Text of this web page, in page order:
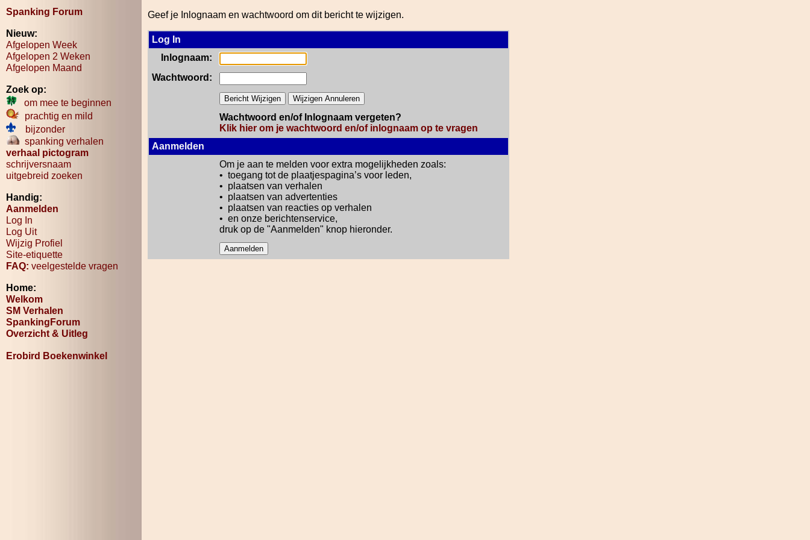
Spanking Forum
Nieuw:
Afgelopen Week
Afgelopen 2 Weken
Afgelopen Maand
Zoek op:
om mee te beginnen
prachtig en mild
bijzonder
spanking verhalen
verhaal pictogram
schrijversnaam
uitgebreid zoeken
Handig:
Aanmelden
Log In
Log Uit
Wijzig Profiel
Site-etiquette
FAQ: veelgestelde vragen
Home:
Welkom
SM Verhalen
SpankingForum
Overzicht & Uitleg
Erobird Boekenwinkel
Geef je Inlognaam en wachtwoord om dit bericht te wijzigen.
Log In
Inlognaam:
Wachtwoord:
Wachtwoord en/of Inlognaam vergeten?
Klik hier om je wachtwoord en/of inlognaam op te vragen
Aanmelden
Om je aan te melden voor extra mogelijkheden zoals:
• toegang tot de plaatjespagina’s voor leden,
• plaatsen van verhalen
• plaatsen van advertenties
• plaatsen van reacties op verhalen
• en onze berichtenservice,
druk op de "Aanmelden" knop hieronder.